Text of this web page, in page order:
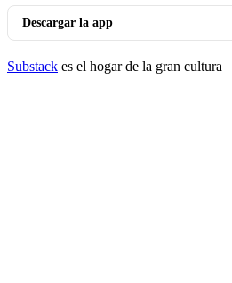
Descargar la app
Substack es el hogar de la gran cultura